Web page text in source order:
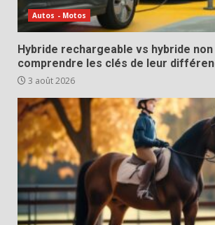
Autos - Motos
Hybride rechargeable vs hybride
comprendre les clés de leur
3 août 2026